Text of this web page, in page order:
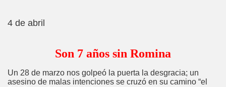
4 de abril
Son 7 años sin Romina
Un 28 de marzo nos golpeó la puerta la desgracia; un
asesino de malas intenciones se cruzó en su camino “el